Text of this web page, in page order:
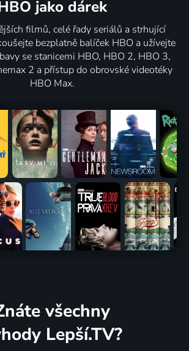
jako dárek
filmů, celé řady seriálů a strhující
bezplatně balíček HBO a užívejte
se stanicemi HBO, HBO 2, HBO 3,
2 a přístup do obrovské videotéky
HBO Max.
všechny
Lepší.TV?